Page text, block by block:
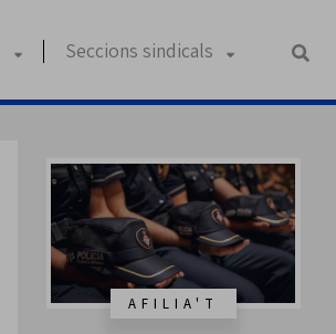
Seccions sindicals
AFILIA'T